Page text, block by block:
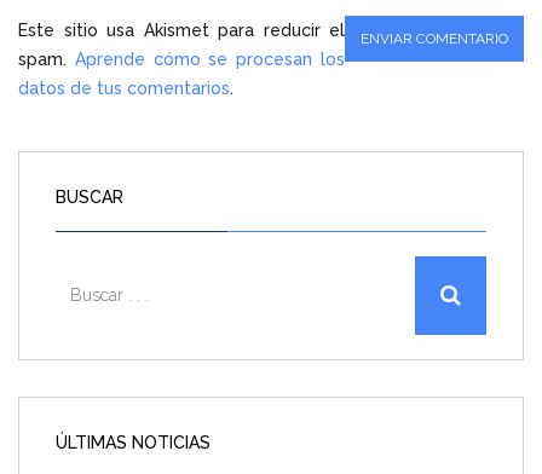
Este sitio usa Akismet para reducir el
spam. Aprende cómo se procesan los
datos de tus comentarios.
BUSCAR
ÚLTIMAS NOTICIAS